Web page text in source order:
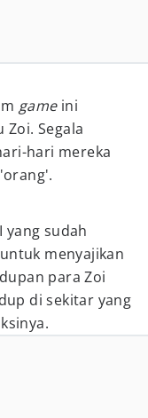
game ini
Segala
hari mereka
yang sudah
menyajikan
para Zoi
di sekitar yang